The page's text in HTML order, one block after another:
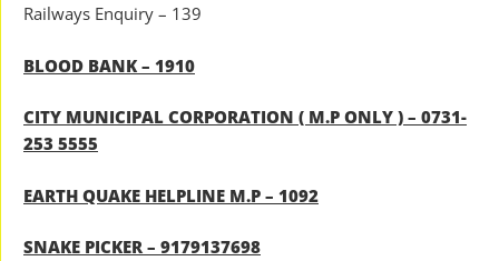
Railways Enquiry – 139
BLOOD BANK – 1910
CITY MUNICIPAL CORPORATION ( M.P ONLY ) – 0731-
253 5555
EARTH QUAKE HELPLINE M.P – 1092
SNAKE PICKER – 9179137698